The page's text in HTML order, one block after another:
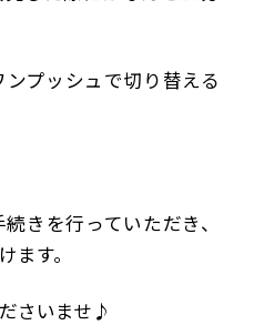
プッシュで切り替える
きを行っていただき、
ます。
さいませ♪